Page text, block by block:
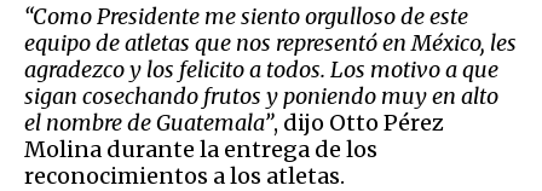
“Como Presidente me siento orgulloso de este
equipo de atletas que nos representó en México, les
agradezco y los felicito a todos. Los motivo a que
sigan cosechando frutos y poniendo muy en alto
el nombre de Guatemala”, dijo Otto Pérez
Molina durante la entrega de los
reconocimientos a los atletas.